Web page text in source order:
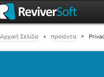
Αρχική Σελίδα προϊόντα